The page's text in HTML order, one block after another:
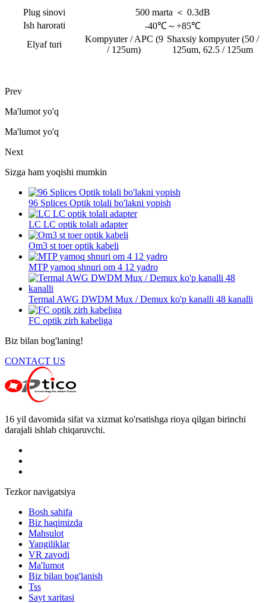
Plug sinovi
500 marta ＜ 0.3dB
Ish harorati
-40℃～+85℃
Elyaf turi
Kompyuter / APC (9
/ 125um)
Shaxsiy kompyuter (50 /
125um, 62.5 / 125um
Prev
Ma'lumot yo'q
Ma'lumot yo'q
Next
Sizga ham yoqishi mumkin
96 Splices Optik tolali bo'lakni yopish
LC LC optik tolali adapter
Om3 st toer optik kabeli
MTP yamoq shnuri om 4 12 yadro
Termal AWG DWDM Mux / Demux ko'p kanalli 48 kanalli
FC optik zirh kabeliga
Biz bilan bog'laning!
CONTACT US
16 yil davomida sifat va xizmat ko'rsatishga rioya qilgan birinchi
darajali ishlab chiqaruvchi.
Tezkor navigatsiya
Bosh sahifa
Biz haqimizda
Mahsulot
Yangiliklar
VR zavodi
Ma'lumot
Biz bilan bog'lanish
Tss
Sayt xaritasi